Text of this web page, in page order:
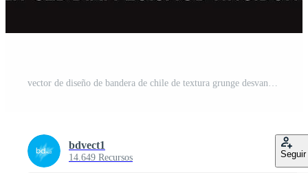
bdvect1
14.649 Recursos Seguir